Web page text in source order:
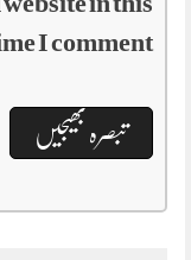
I comment.